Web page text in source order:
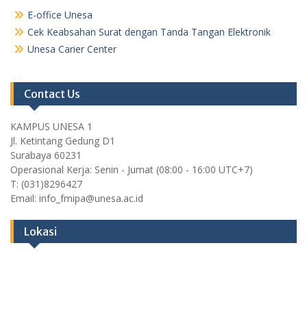
E-office Unesa
Cek Keabsahan Surat dengan Tanda Tangan Elektronik
Unesa Carier Center
Contact Us
KAMPUS UNESA 1
Jl. Ketintang Gedung D1
Surabaya 60231
Operasional Kerja: Senin - Jumat (08:00 - 16:00 UTC+7)
T: (031)8296427
Email: info_fmipa@unesa.ac.id
Lokasi